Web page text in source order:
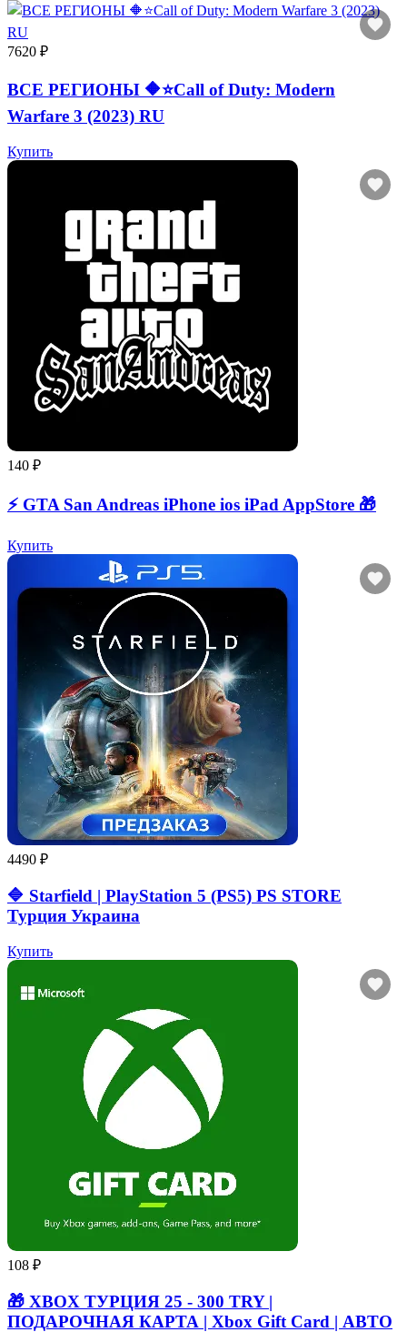
7620 ₽
ВСЕ РЕГИОНЫ 🔶⭐Call of Duty: Modern
Warfare 3 (2023) RU
Купить
140 ₽
⚡️ GTA San Andreas iPhone ios iPad AppStore 🎁
Купить
4490 ₽
🔷 Starfield | PlayStation 5 (PS5) PS STORE
Турция Украина
Купить
108 ₽
🎁 XBOX ТУРЦИЯ 25 - 300 TRY |
ПОДАРОЧНАЯ КАРТА | Xbox Gift Card | АВТО